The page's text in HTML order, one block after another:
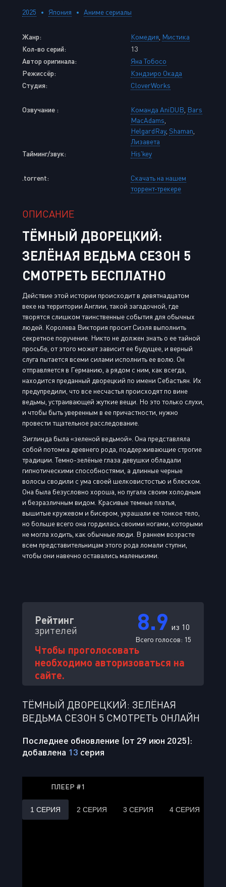
2025 Япония Аниме сериалы
Жанр: Комедия Мистика
Кол-во серий:
13
Автор оригинала:
Яна Тобосо
Режиссёр:
Кэндзиро Окада
Студия:
CloverWorks
Озвучание : Команда AniDUB Bars
MacAdams
HelgardRay, Shaman
Лизавета
Тайминг/звук:
His'key
.torrent:
Скачать на нашем
торрент-трекере
ОПИСАНИЕ
ТЁМНЫЙ ДВОРЕЦКИЙ:
ЗЕЛЁНАЯ ВЕДЬМА СЕЗОН 5
СМОТРЕТЬ БЕСПЛАТНО
Действие этой истории происходит в девятнадцатом
веке на территории Англии, такой загадочной, где
творятся слишком таинственные события для обычных
людей. Королева Виктория просит Сиэля выполнить
секретное поручение. Никто не должен знать о ее тайной
просьбе, от этого может зависит ее будущее, и верный
слуга пытается всеми силами исполнить ее волю. Он
отправляется в Германию, а рядом с ним, как всегда,
находится преданный дворецкий по имени Себастьян. Их
предупредили, что все несчастья происходят по вине
ведьмы, устраивающей жуткие вещи. Но это только слухи,
и чтобы быть уверенным в ее причастности, нужно
провести тщательное расследование.
Зиглинда была «зеленой ведьмой». Она представляла
собой потомка древнего рода, поддерживающие строгие
традиции. Темно-зелёные глаза девушки обладали
гипнотическими способностями, а длинные черные
волосы сводили с ума своей шелковистостью и блеском.
Она была безусловно хороша, но пугала своим холодным
и безразличным видом. Красивые темные платья,
вышитые кружевом и бисером, украшали ее тонкое тело,
но больше всего она гордилась своими ногами, которыми
не могла ходить, как обычные люди. В раннем возрасте
всем представительницам этого рода ломали ступни,
чтобы они навечно оставались маленькими.
Рейтинг
зрителей 8.9 из 10
Всего голосов: 15
Чтобы проголосовать
необходимо авторизоваться на
сайте.
ТЁМНЫЙ ДВОРЕЦКИЙ: ЗЕЛЁНАЯ
ВЕДЬМА СЕЗОН 5 СМОТРЕТЬ ОНЛАЙН
Последнее обновление (от 29 июн 2025):
добавлена 13 серия
ПЛЕЕР #1